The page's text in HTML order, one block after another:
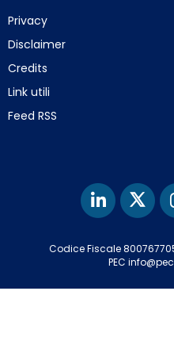
Privacy
Disclaimer
Credits
Link utili
Feed RSS
Codice Fiscale
PEC